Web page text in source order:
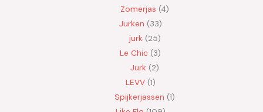
Zomerjas 4
Jurken 33
jurk 25
Le Chic
3
Jurk 2
LEVV 1
Spijkerjassen 1